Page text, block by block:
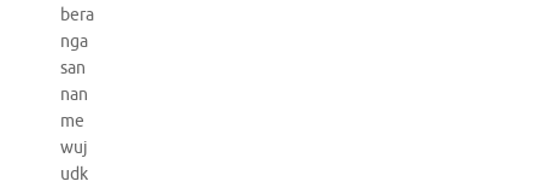
bera
nga
san
nan
me
wuj
udk